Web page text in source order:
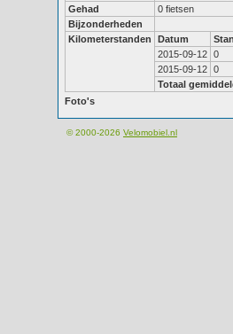
Gehad
0 fietsen
Bijzonderheden
Kilometerstanden
Datum
2015-09-12 0
2015-09-12 0
Totaal
Foto's
© 2000-2026 Velomobiel.nl